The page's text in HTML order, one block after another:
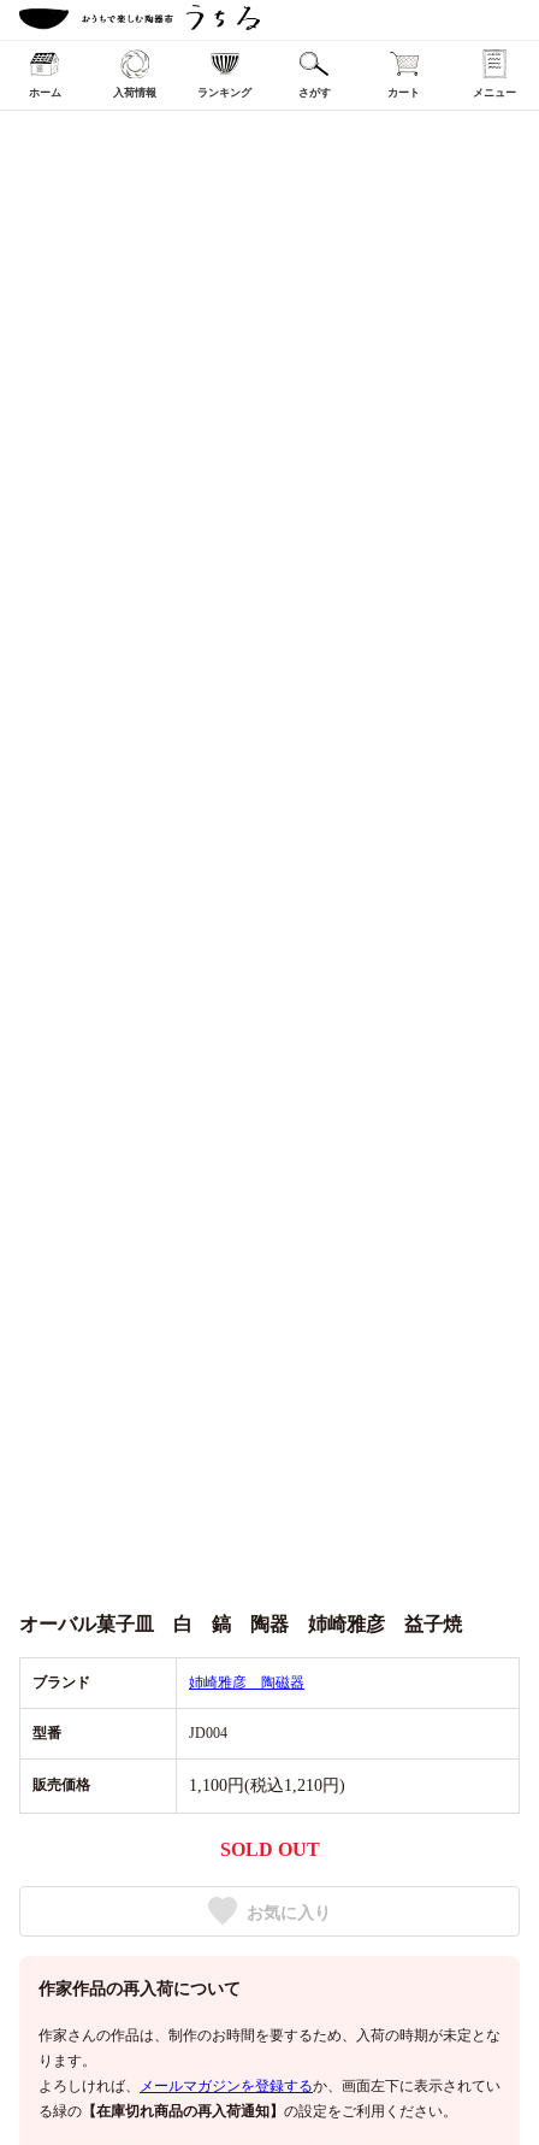
ホーム 入荷情報 ランキング さがす カート メニュー
オーバル菓子皿 白 鎬 陶器 姉崎雅彦 益子焼
ブランド 姉崎雅彦 陶磁器
型番 JD004
販売価格 1,100円(税込1,210円)
SOLD OUT
お気に入り
作家作品の再入荷について
作家さんの作品は、制作のお時間を要するため、入荷の時期が未定とな
ります。
よろしければ、
メールマガジンを登録するか、画面左下に表示されてい
る緑の 【在庫切れ商品の再入荷通知】 の設定をご利用ください。